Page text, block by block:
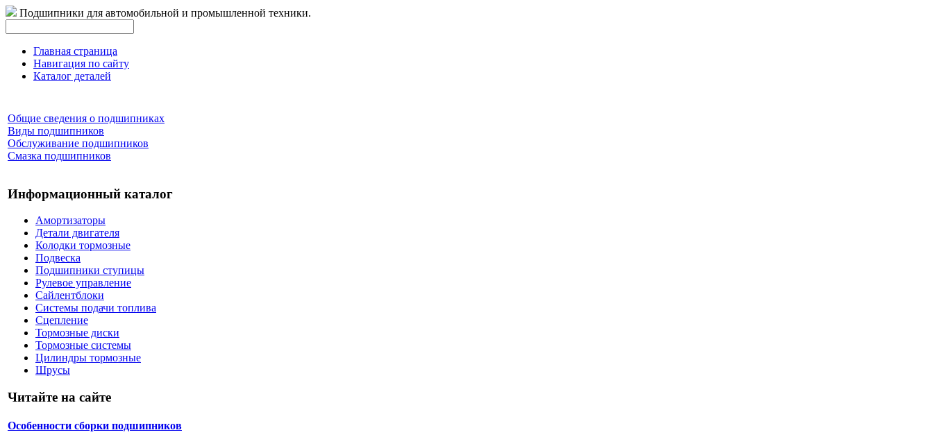
Подшипники для автомобильной и промышленной техники.
Главная страница
Навигация по сайту
Каталог деталей
Общие сведения о подшипниках
Виды подшипников
Обслуживание подшипников
Смазка подшипников
Информационный каталог
Амортизаторы
Детали двигателя
Колодки тормозные
Подвеска
Подшипники ступицы
Рулевое управление
Сайлентблоки
Системы подачи топлива
Сцепление
Тормозные диски
Тормозные системы
Цилиндры тормозные
Шрусы
Читайте на сайте
Особенности сборки подшипников